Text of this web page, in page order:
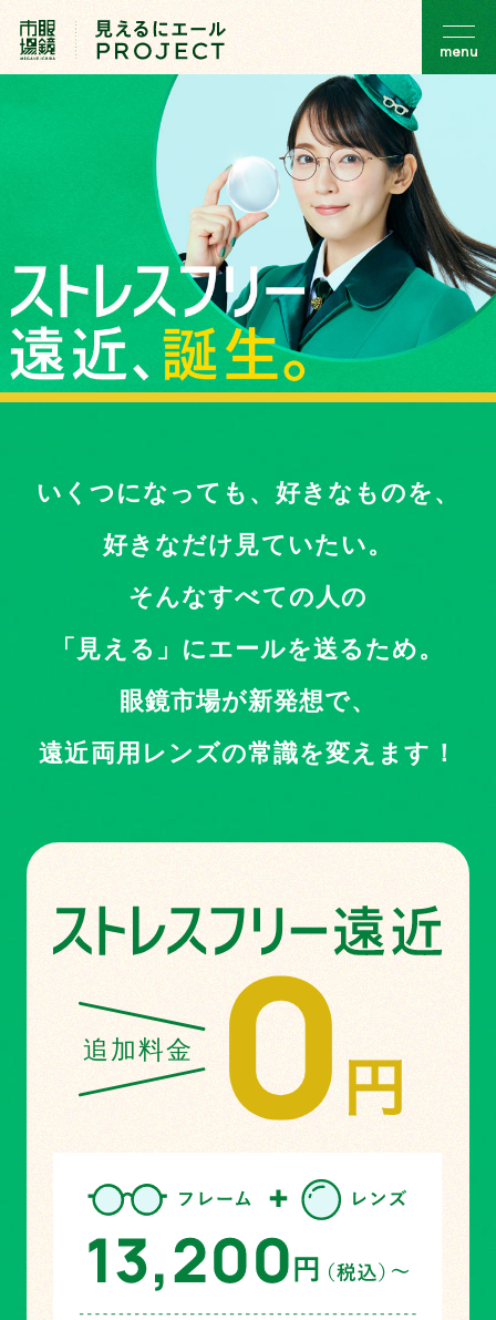
本文へ移動
メ
開
く
いくつになっても、好きなものを、
好きなだけ見ていたい。
そんなすべての人の
「見える」にエールを送るため。
眼鏡市場が新発想で、
遠近両用レンズの常識を変えます！